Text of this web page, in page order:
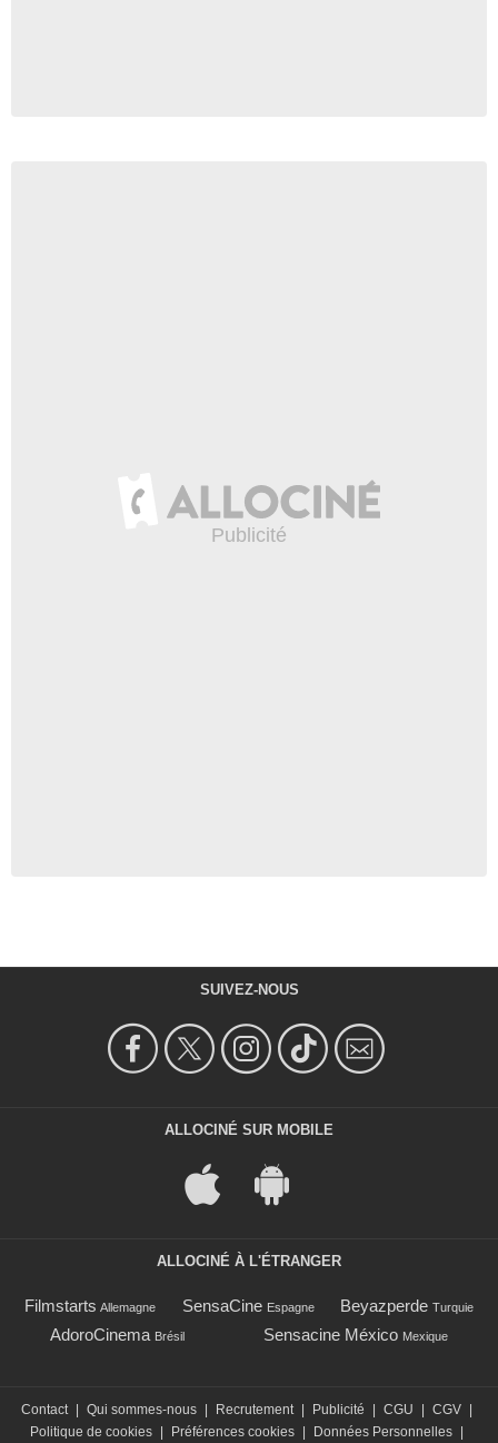
SUIVEZ-NOUS
ALLOCINÉ SUR MOBILE
ALLOCINÉ À L'ÉTRANGER
Filmstarts Allemagne SensaCine Espagne Beyazperde Turquie
AdoroCinema Brésil Sensacine México Mexique
Contact Qui sommes-nous Recrutement Publicité CGU CGV
Politique de cookies
Préférences cookies Données Personnelles